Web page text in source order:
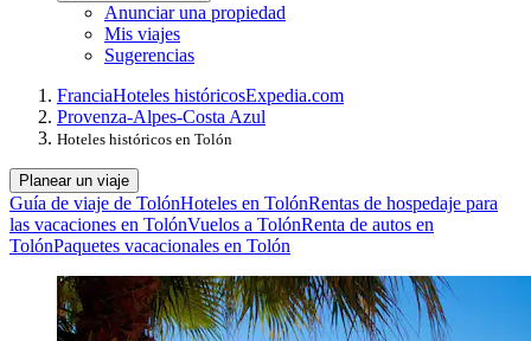
Anunciar una propiedad
Mis viajes
Sugerencias
FranciaHoteles históricosExpedia.com
Provenza-Alpes-Costa Azul
Hoteles históricos en Tolón
Planear un viaje
Guía de viaje de TolónHoteles en TolónRentas de hospedaje para
las vacaciones en TolónVuelos a TolónRenta de autos en
TolónPaquetes vacacionales en Tolón